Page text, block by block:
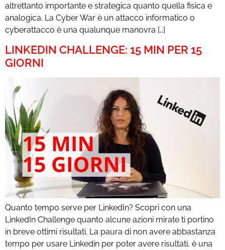
altrettanto importante e strategica quanto quella fisica e
analogica. La Cyber War è un attacco informatico o
cyberattacco è una qualunque manovra […]
LINKEDIN CHALLENGE: 15 MIN PER 15
GIORNI
Quanto tempo serve per LinkedIn? Scopri con una
LinkedIn Challenge quanto alcune azioni mirate ti portino
in breve ottimi risultati. La paura di non avere abbastanza
tempo per usare Linkedin per poter avere risultati, è una